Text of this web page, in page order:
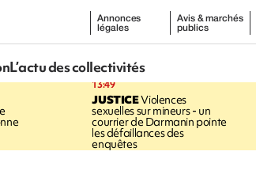
Annonces
légales
Avis & marchés
publics
L’actu des collectivités
13:49
JUSTICEViolences
sexuelles sur mineurs - un
courrier de Darmanin pointe
les défaillances des
enquêtes